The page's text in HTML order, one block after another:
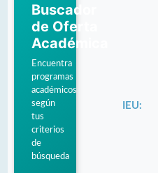
Buscador
de Oferta
Académica
Encuentra
programas
académicos
según
tus
criterios
de
búsqueda
IEU: